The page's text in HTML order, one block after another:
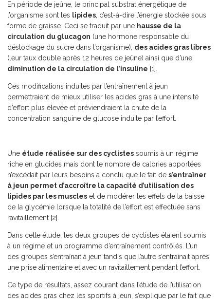
En période de jeûne, le principal substrat énergétique de
l’organisme sont les lipides , c’est-à-dire l’énergie stockée sous
forme de graisse. Ceci se traduit par une hausse de la
circulation du glucagon (une hormone responsable du
déstockage du sucre dans l’organisme), des acides gras libres
(leur taux double après 12 heures de jeûne) ainsi que d’une
diminution de la circulation de l’insuline [1].
Ces modifications induites par l’entraînement à jeun
permettraient de mieux utiliser les acides gras à une intensité
d’effort plus élevée et préviendraient la chute de la
concentration sanguine de glucose induite par l’effort.
Une étude réalisée sur des cyclistes soumis à un régime
riche en glucides mais dont le nombre de calories apportées
n’excédait par leurs besoins a conclu que le fait de s’entraîner
à jeun permet d’accroître la capacité d’utilisation des
lipides par les muscles et de modérer les effets de la baisse
de la glycémie lorsque la totalité de l’effort est effectuée sans
ravitaillement [2].
Dans cette étude, les deux groupes de cyclistes étaient soumis
à un régime et un programme d’entraînement contrôlés. L’un
des groupes s’entraînait à jeun tandis que l’autre s’entraînait après
une prise alimentaire et avec un ravitaillement pendant l’effort.
Ce type de résultats, assez courant dans l’étude de l’utilisation
des acides gras chez les sportifs à jeun, s’explique par le fait que